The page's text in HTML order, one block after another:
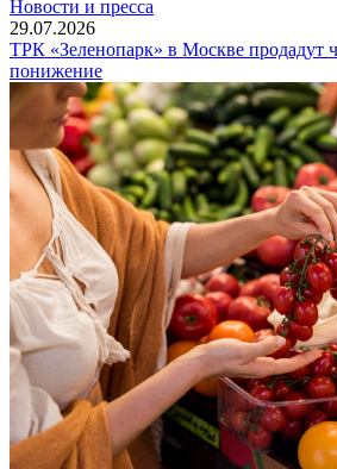
Новости и пресса
29.07.2026
ТРК «Зеленопарк» в Москве продадут
понижение